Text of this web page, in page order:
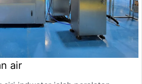
air